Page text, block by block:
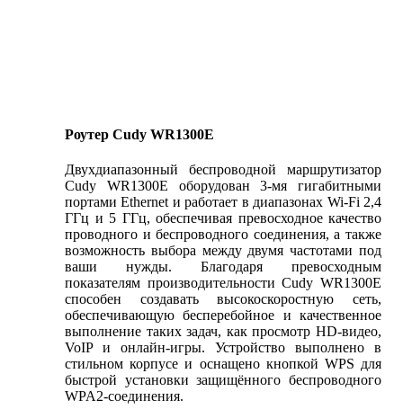
Роутер Cudy WR1300E
Двухдиапазонный беспроводной маршрутизатор
Cudy WR1300E оборудован 3-мя гигабитными
портами Ethernet и работает в диапазонах Wi-Fi 2,4
ГГц и 5 ГГц, обеспечивая превосходное качество
проводного и беспроводного соединения, а также
возможность выбора между двумя частотами под
ваши нужды. Благодаря превосходным
показателям производительности Cudy WR1300E
способен создавать высокоскоростную сеть,
обеспечивающую бесперебойное и качественное
выполнение таких задач, как просмотр HD-видео,
VoIP и онлайн-игры. Устройство выполнено в
стильном корпусе и оснащено кнопкой WPS для
быстрой установки защищённого беспроводного
WPA2-соединения.